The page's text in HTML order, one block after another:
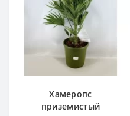
Хамеропс
приземистый